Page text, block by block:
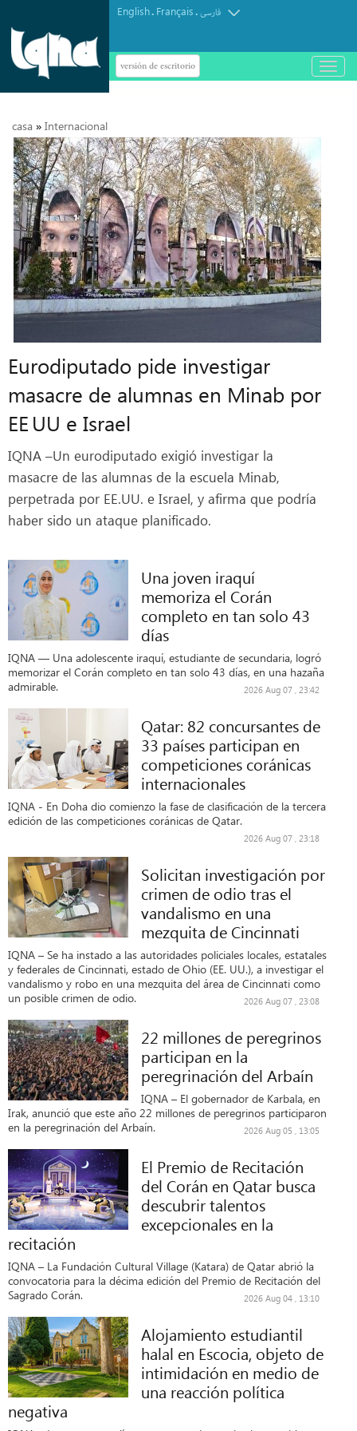
English. Français.فارسی
versión de escritorio
باز
و
casa » Internacional
Eurodiputado pide investigar
masacre de alumnas en Minab por
EE UU e Israel
IQNA –Un eurodiputado exigió investigar la
masacre de las alumnas de la escuela Minab,
perpetrada por EE.UU. e Israel, y afirma que podría
haber sido un ataque planificado.
Una joven iraquí
memoriza el Corán
completo en tan solo 43
días
IQNA — Una adolescente iraquí, estudiante de secundaria, logró
memorizar el Corán completo en tan solo 43 días, en una hazaña
admirable.
2026 Aug 07 , 23:42
Qatar: 82 concursantes de
33 países participan en
competiciones coránicas
internacionales
IQNA - En Doha dio comienzo la fase de clasificación de la tercera
edición de las competiciones coránicas de Qatar.
2026 Aug 07 , 23:18
Solicitan investigación por
crimen de odio tras el
vandalismo en una
mezquita de Cincinnati
IQNA – Se ha instado a las autoridades policiales locales, estatales
y federales de Cincinnati, estado de Ohio (EE. UU.), a investigar el
vandalismo y robo en una mezquita del área de Cincinnati como
un posible crimen de odio.
2026 Aug 07 , 23:08
22 millones de peregrinos
participan en la
peregrinación del Arbaín
IQNA – El gobernador de Karbala, en
Irak, anunció que este año 22 millones de peregrinos participaron
en la peregrinación del Arbaín.
2026 Aug 05 , 13:05
El Premio de Recitación
del Corán en Qatar busca
descubrir talentos
excepcionales en la
recitación
IQNA – La Fundación Cultural Village (Katara) de Qatar abrió la
convocatoria para la décima edición del Premio de Recitación del
Sagrado Corán.
2026 Aug 04 , 13:10
Alojamiento estudiantil
halal en Escocia, objeto de
intimidación en medio de
una reacción política
negativa